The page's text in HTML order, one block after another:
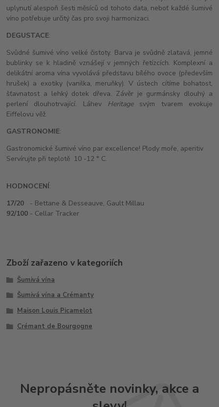
uplynutí alespoň šesti měsíců od tohoto data, neboť každé šumivé
víno potřebuje určitý čas pro svoji harmonizaci.
DEGUSTACE:
Svůdné šumivé víno velké čistoty. Barva je svůdně zlatavá, jemné
bublinky se k hladině vznášejí v jemných řetízcích. Komplexní a
delikátní aroma vína vyvolává představu bílého ovoce (především
hrušek) a exotiky (vanilka, meruňky). V ústech cítíme bohatost,
šťavnatost a lehký dotek dřeva. Závěr je gurmánsky dlouhý a
perlení dlouhotrvající. Láhev Heritagesvým tvarem evokuje
Eiffelovu věž.
GASTRONOMIE:
Gastronomické šumivé víno par excellence! Plody moře, aperitiv
Servírujte při teplotě 10 -12 ° C.
HODNOCENÍ:
17/20 - Bettane & Desseauve, Gault Millau
92/100 - Cellar Tracker
Zboží zařazeno v kategoriích
Šumivá vína
Šumivá vína a Crémanty
Maison Louis Picamelot
Crémant de Bourgogne
Nepropásněte novinky, akce a